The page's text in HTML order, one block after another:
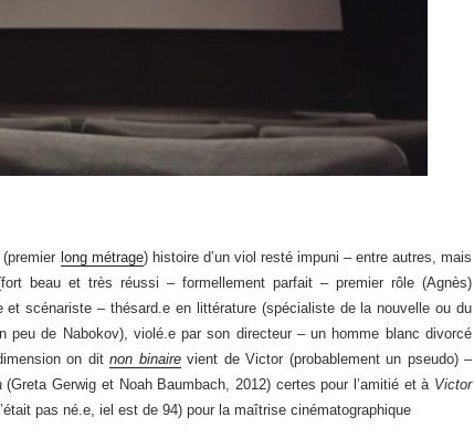
long métrage) histoire d’un viol resté impuni – entre autres, mais
beau et très réussi – formellement parfait – premier rôle (Agnès)
et scénariste – thésard.e en littérature (spécialiste de la nouvelle ou du
peu de Nabokov), violé.e par son directeur – un homme blanc divorcé
on ditnon binairevient de Victor (probablement un pseudo) –
(Greta Gerwig et Noah Baumbach, 2012) certes pour l’amitié et à Victor
pas né.e, iel est de 94) pour la maîtrise cinématographique